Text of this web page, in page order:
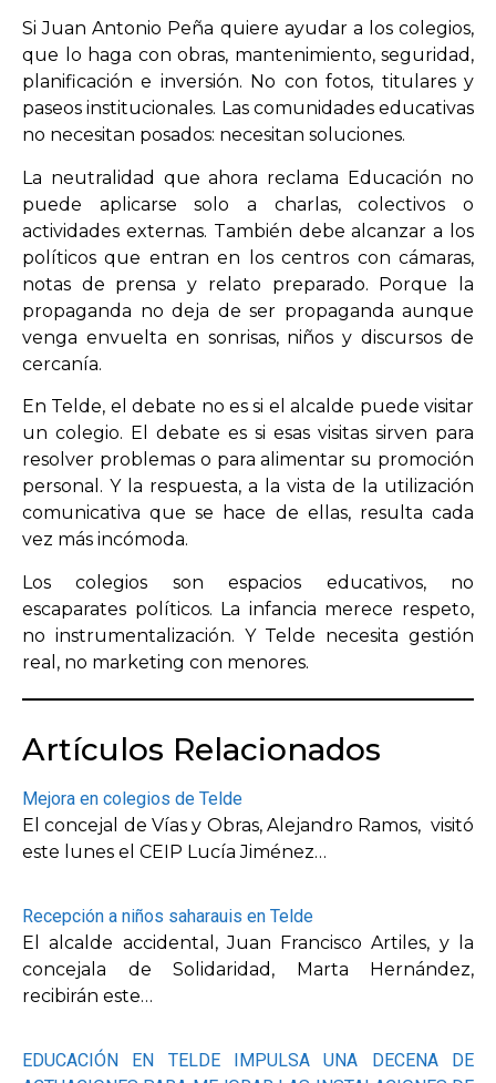
Si Juan Antonio Peña quiere ayudar a los colegios,
que lo haga con obras, mantenimiento, seguridad,
planificación e inversión. No con fotos, titulares y
paseos institucionales. Las comunidades educativas
no necesitan posados: necesitan soluciones.
La neutralidad que ahora reclama Educación no
puede aplicarse solo a charlas, colectivos o
actividades externas. También debe alcanzar a los
políticos que entran en los centros con cámaras,
notas de prensa y relato preparado. Porque la
propaganda no deja de ser propaganda aunque
venga envuelta en sonrisas, niños y discursos de
cercanía.
En Telde, el debate no es si el alcalde puede visitar
un colegio. El debate es si esas visitas sirven para
resolver problemas o para alimentar su promoción
personal. Y la respuesta, a la vista de la utilización
comunicativa que se hace de ellas, resulta cada
vez más incómoda.
Los colegios son espacios educativos, no
escaparates políticos. La infancia merece respeto,
no instrumentalización. Y Telde necesita gestión
real, no marketing con menores.
Artículos Relacionados
Mejora en colegios de Telde
El concejal de Vías y Obras, Alejandro Ramos, visitó
este lunes el CEIP Lucía Jiménez…
Recepción a niños saharauis en Telde
El alcalde accidental, Juan Francisco Artiles, y la
concejala de Solidaridad, Marta Hernández,
recibirán este…
EDUCACIÓN EN TELDE IMPULSA UNA DECENA DE